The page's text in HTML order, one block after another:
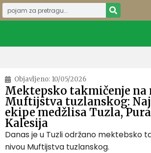
Objavljeno: 10/05/2026
Mektepsko takmičenje na
Muftijstva tuzlanskog:
ekipe medžlisa Tuzla,
Kalesija
Danas je u Tuzli održano mektebsko
nivou Muftijstva tuzlanskog.